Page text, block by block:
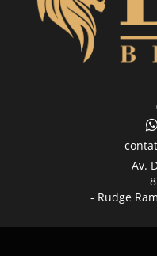
Av.
- Rudge